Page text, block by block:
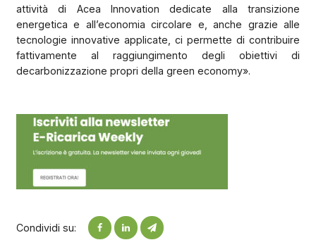
attività di Acea Innovation dedicate alla transizione
energetica e all’economia circolare e, anche grazie alle
tecnologie innovative applicate, ci permette di contribuire
fattivamente al raggiungimento degli obiettivi di
decarbonizzazione propri della green economy».
Condividi su: